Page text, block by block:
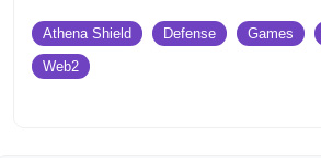
Athena Shield Defense Games
Web2